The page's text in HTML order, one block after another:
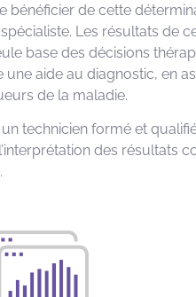
bénéficier de cette
Les résultats de
base des décisions
aide au diagnostic, en
de la maladie.
un technicien formé et
des résultats